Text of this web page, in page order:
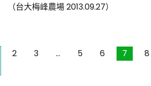
（台大梅峰農場 2013.09.27）
2 3 ... 5 6 7 8